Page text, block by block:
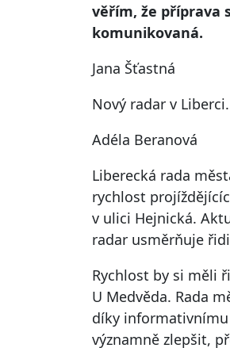
věřím, že příprava
komunikovaná.
Jana Šťastná
Nový radar v
Adéla Beranová
Liberecká rada
rychlost
v ulici Hejnická.
radar usměrňuje
Rychlost by si měli
U Medvěda. Rada
díky
významně zlepšit,